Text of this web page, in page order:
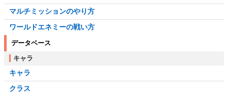
マルチミッションのやり方
ワールドエネミーの戦い方
データベース
キャラ
キャラ
クラス